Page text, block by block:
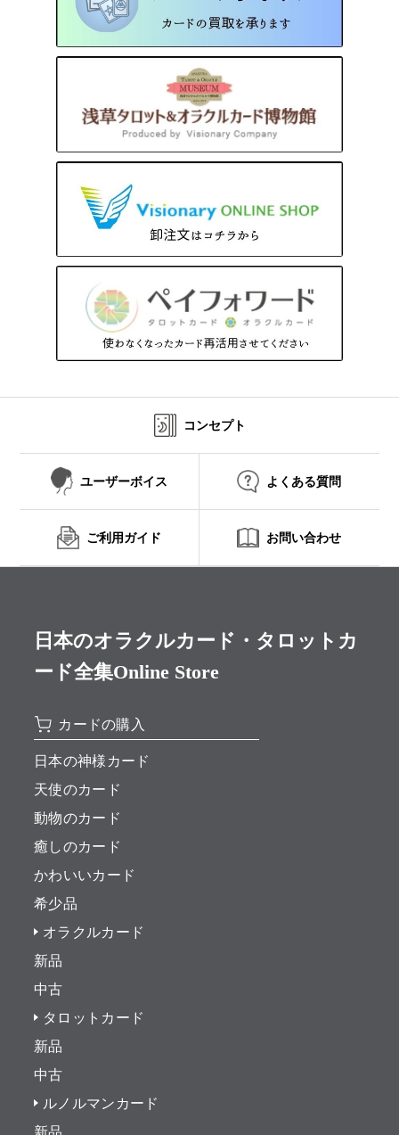
コンセプト
ユーザーボイス よくある質問
ご利用ガイド お問い合わせ
日本のオラクルカード・タロットカ
ード全集Online Store
カードの購入
日本の神様カード
天使のカード
動物のカード
癒しのカード
かわいいカード
希少品
オラクルカード
新品
中古
タロットカード
新品
中古
ルノルマンカード